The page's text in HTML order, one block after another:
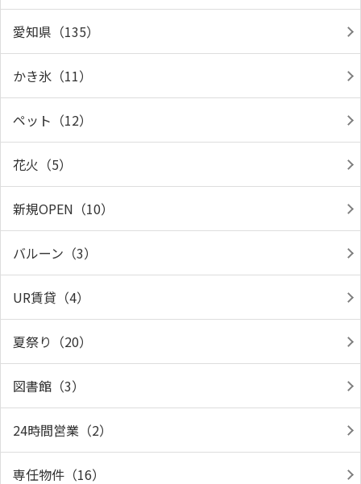
愛知県（135）
かき氷（11）
ペット（12）
花火（5）
新規OPEN（10）
バルーン（3）
UR賃貸（4）
夏祭り（20）
図書館（3）
24時間営業（2）
専任物件（16）